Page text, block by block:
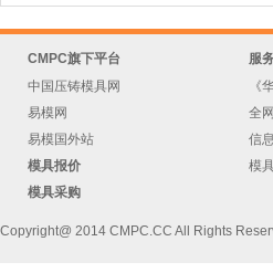
CMPC旗下平台
中国压铸模具网
易模网
易模国外站
模具报价
模具采购
服
《
全
信
模
Copyright@ 2014 CMPC.CC All Rights